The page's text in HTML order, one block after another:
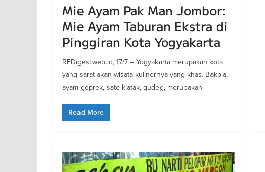
Mie Ayam Pak Man Jombor:
Mie Ayam Taburan Ekstra di
Pinggiran Kota Yogyakarta
REDigest.web.id, 17/7 – Yogyakarta merupakan kota
yang sarat akan wisata kulinernya yang khas. Bakpia,
ayam geprek, sate klatak, gudeg, merupakan
Read More